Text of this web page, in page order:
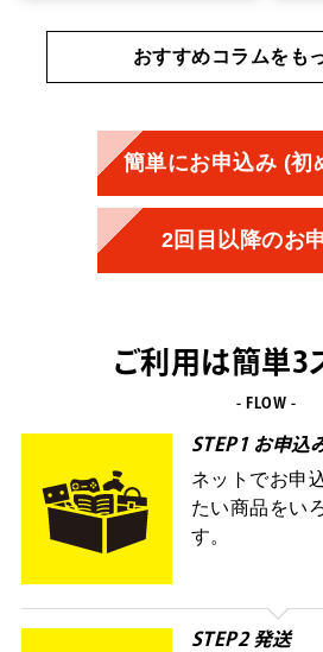
おすすめコラムをも
簡単にお申込み (初
2回目以降のお
ご利用は簡単3
- FLOW -
STEP1 お申込
ネットでお申
たい商品をい
す。
STEP2 発送